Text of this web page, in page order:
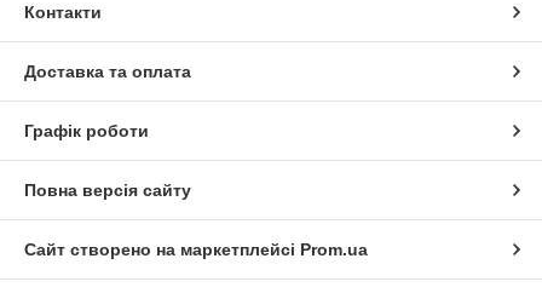
Контакти
Доставка та оплата
Графік роботи
Повна версія сайту
Сайт створено на маркетплейсі Prom.ua